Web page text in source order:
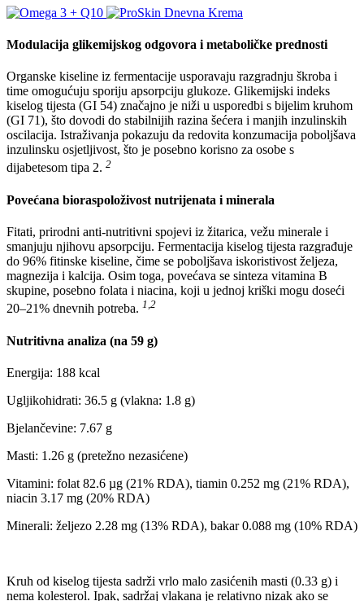
Modulacija glikemijskog odgovora i metaboličke prednosti
Organske kiseline iz fermentacije usporavaju razgradnju škroba i
time omogućuju sporiju apsorpciju glukoze. Glikemijski indeks
kiselog tijesta (GI 54) značajno je niži u usporedbi s bijelim kruhom
(GI 71), što dovodi do stabilnijih razina šećera i manjih inzulinskih
oscilacija. Istraživanja pokazuju da redovita konzumacija poboljšava
inzulinsku osjetljivost, što je posebno korisno za osobe s
dijabetesom tipa 2. 2
Povećana bioraspoloživost nutrijenata i minerala
Fitati, prirodni anti-nutritivni spojevi iz žitarica, vežu minerale i
smanjuju njihovu apsorpciju. Fermentacija kiselog tijesta razgrađuje
do 96% fitinske kiseline, čime se poboljšava iskoristivost željeza,
magnezija i kalcija. Osim toga, povećava se sinteza vitamina B
skupine, posebno folata i niacina, koji u jednoj kriški mogu doseći
20–21% dnevnih potreba. 1,2
Nutritivna analiza (na 59 g)
Energija: 188 kcal
Ugljikohidrati: 36.5 g (vlakna: 1.8 g)
Bjelančevine: 7.67 g
Masti: 1.26 g (pretežno nezasićene)
Vitamini: folat 82.6 µg (21% RDA), tiamin 0.252 mg (21% RDA),
niacin 3.17 mg (20% RDA)
Minerali: željezo 2.28 mg (13% RDA), bakar 0.088 mg (10% RDA)
Kruh od kiselog tijesta sadrži vrlo malo zasićenih masti (0.33 g) i
nema kolesterol. Ipak, sadržaj vlakana je relativno nizak ako se